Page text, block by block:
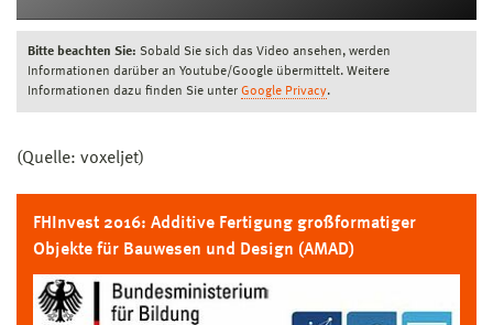
Bitte beachten Sie: Sobald Sie sich das Video ansehen, werden
Informationen darüber an Youtube/Google übermittelt. Weitere
Informationen dazu finden Sie unter Google Privacy.
(Quelle: voxeljet)
FHInvest 2016: Additive Fertigung großformatiger
Objekte für Bauwesen und Design (AMAD)